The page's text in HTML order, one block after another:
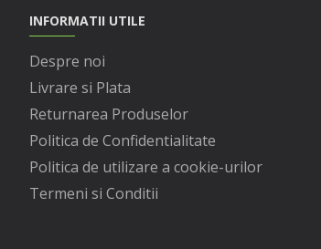
INFORMATII UTILE
Despre noi
Livrare si Plata
Returnarea Produselor
Politica de Confidentialitate
Politica de utilizare a cookie-urilor
Termeni si Conditii